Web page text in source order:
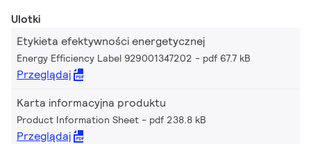
Ulotki
Etykieta efektywności energetycznej
Energy Efficiency Label 929001347202 pdf 67.7 kB
Przeglądaj
Karta informacyjna produktu
Product Information Sheet pdf 238.8 kB
Przeglądaj